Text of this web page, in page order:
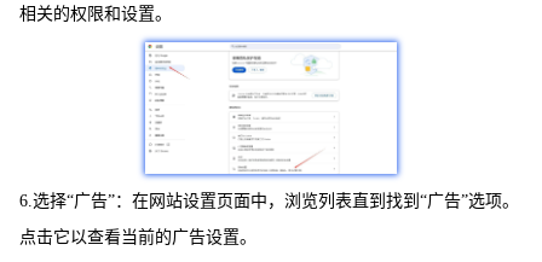
相关的权限和设置。
6.选择“广告”：在网站设置页面中，浏览列表直到找到“广告”选项。
点击它以查看当前的广告设置。